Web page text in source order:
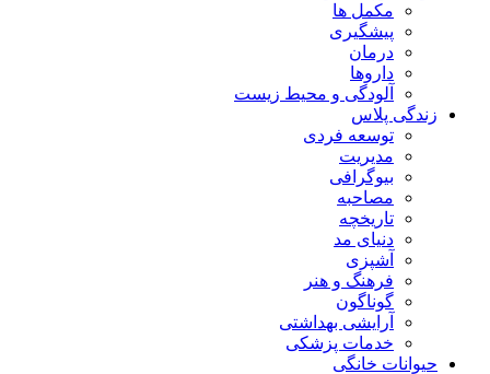
مکمل ها
پیشگیری
درمان
داروها
آلودگی و محیط زیست
زندگی پلاس
توسعه فردی
مدیریت
بیوگرافی
مصاحبه
تاریخچه
دنیای مد
آشپزی
فرهنگ و هنر
گوناگون
آرایشی بهداشتی
خدمات پزشکی
حیوانات خانگی